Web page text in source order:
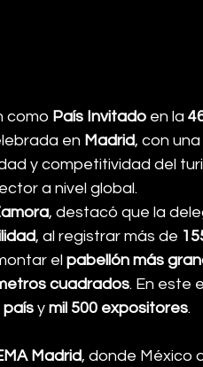
como País Invitado en la
en Madrid, con
y competitividad del
a nivel global.
, destacó que la
, al registrar más de
el pabellón más
cuadrados. En este
país y mil 500 expositores.
Madrid, donde México